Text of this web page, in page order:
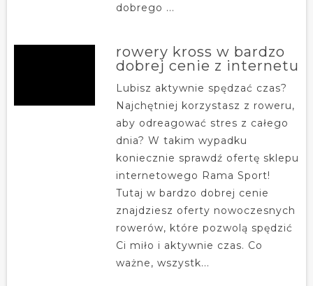
dobrego ...
rowery kross w bardzo
dobrej cenie z internetu
Lubisz aktywnie spędzać czas?
Najchętniej korzystasz z roweru,
aby odreagować stres z całego
dnia? W takim wypadku
koniecznie sprawdź ofertę sklepu
internetowego Rama Sport!
Tutaj w bardzo dobrej cenie
znajdziesz oferty nowoczesnych
rowerów, które pozwolą spędzić
Ci miło i aktywnie czas. Co
ważne, wszystk...